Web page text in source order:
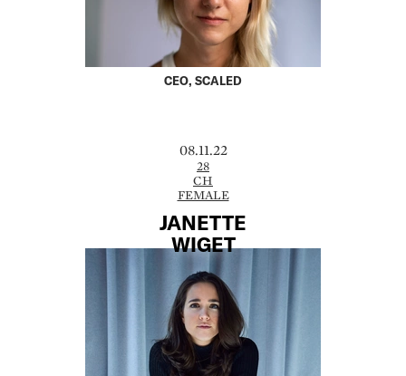
CEO, SCALED
08.11.22
28
CH
FEMALE
JANETTE
WIGET